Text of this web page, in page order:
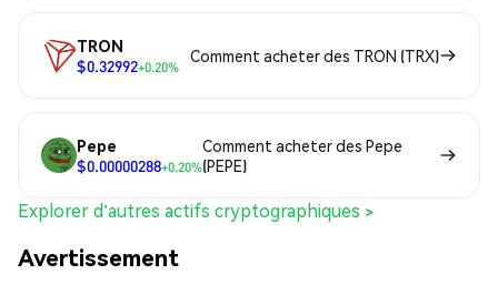
TRON
$0.32992+0.20%
Comment acheter des TRON (TRX)
Pepe
$0.00000288+0.20%
Comment acheter des Pepe
(PEPE)
Explorer d'autres actifs cryptographiques >
Avertissement